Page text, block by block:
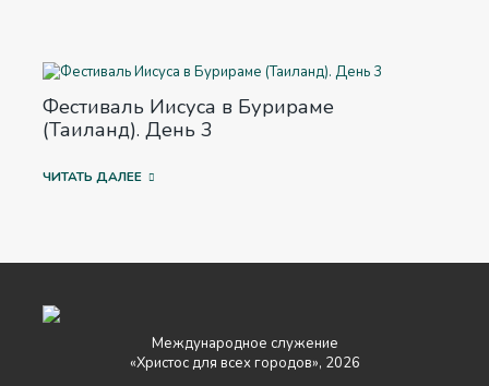
Фестиваль Иисуса в Бурираме
(Таиланд). День 3
ЧИТАТЬ ДАЛЕЕ
Международное служение
«Христос для всех городов», 2026